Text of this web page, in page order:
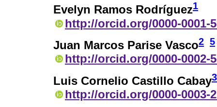
Evelyn Ramos Rodríguez1
http://orcid.org/0000-0001-
Juan Marcos Parise Vasco2 5
http://orcid.org/0000-0002-
Luis Cornelio Castillo Cabay3
http://orcid.org/0000-0003-